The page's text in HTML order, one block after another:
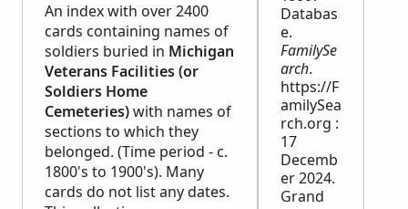
An index with over 2400
cards containing names of
soldiers buried in Michigan
Veterans Facilities (or
Soldiers Home
Cemeteries)with names of
sections to which they
belonged. (Time period - c.
1800's to 1900's). Many
cards do not list any dates.
Databas
e.
FamilySe
arch.
https://F
amilySea
rch.org :
17
Decemb
er 2024.
Grand